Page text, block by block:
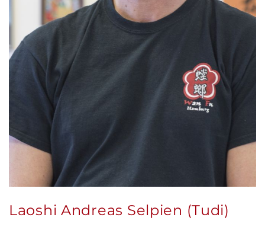
Laoshi Andreas Selpien (Tudi)